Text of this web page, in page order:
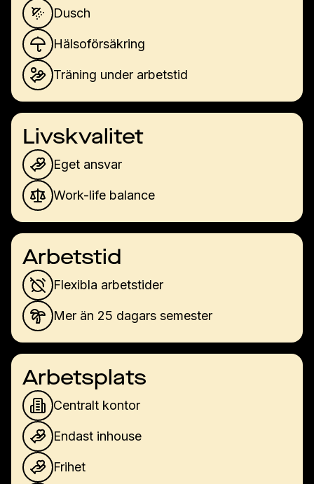
Dusch
Hälsoförsäkring
Träning under arbetstid
Livskvalitet
Eget ansvar
Work-life balance
Arbetstid
Flexibla arbetstider
Mer än 25 dagars semester
Arbetsplats
Centralt kontor
Endast inhouse
Frihet